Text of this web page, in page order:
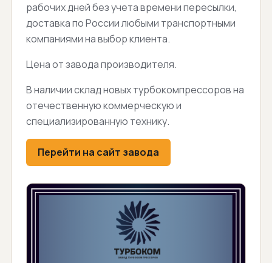
рабочих дней без учета времени пересылки,
доставка по России любыми транспортными
компаниями на выбор клиента.
Цена от завода производителя.
В наличии склад новых турбокомпрессоров на
отечественную коммерческую и
специализированную технику.
Перейти на сайт завода